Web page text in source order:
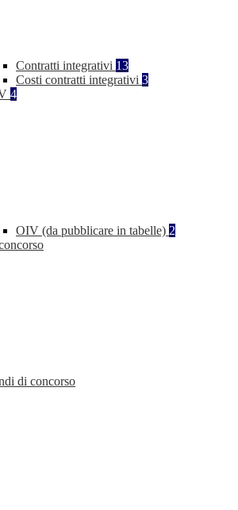
Contratti integrativi 13
Costi contratti integrativi 3
4
OIV (da pubblicare in tabelle) 2
di concorso